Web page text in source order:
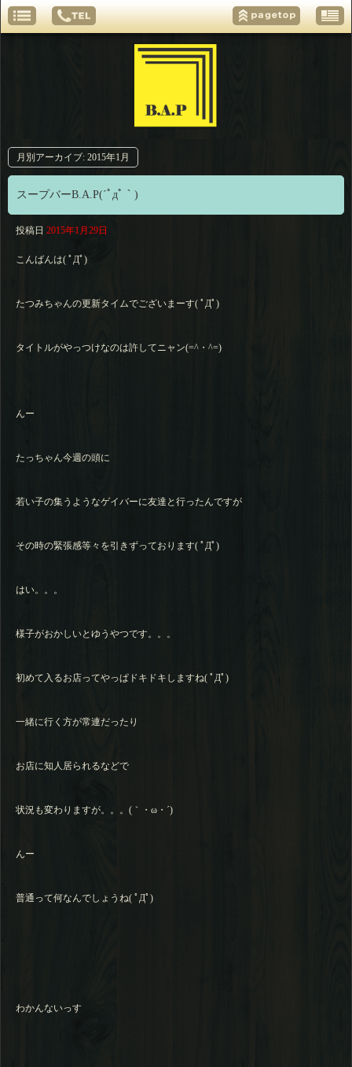
月別アーカイブ: 2015年1月
スープバーB.A.P(´ﾟдﾟ｀)
投稿日 2015年1月29日
こんばんは( ﾟДﾟ)
たつみちゃんの更新タイムでございまーす( ﾟДﾟ)
タイトルがやっつけなのは許してニャン(=^・^=)
んー
たっちゃん今週の頭に
若い子の集うようなゲイバーに友達と行ったんですが
その時の緊張感等々を引きずっております( ﾟДﾟ)
はい。。。
様子がおかしいとゆうやつです。。。
初めて入るお店ってやっぱドキドキしますね( ﾟДﾟ)
一緒に行く方が常連だったり
お店に知人居られるなどで
状況も変わりますが。。。(｀・ω・´)
んー
普通って何なんでしょうね( ﾟДﾟ)
わかんないっす